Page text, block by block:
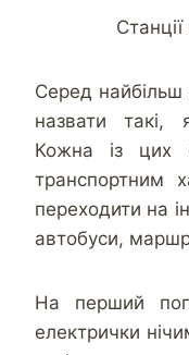
Серед найбільш
назвати такі,
Кожна із цих
транспортним
переходити на
автобуси,
На перший
електрички